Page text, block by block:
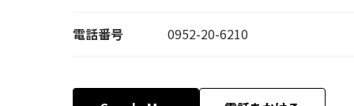
電話番号 0952-20-6210